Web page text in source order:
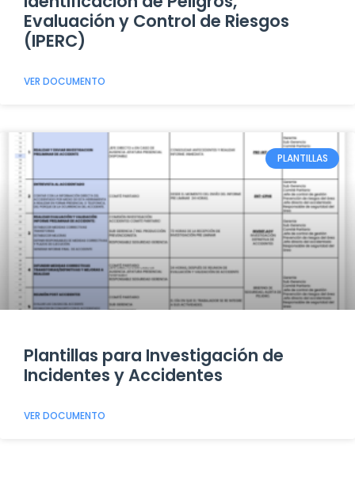
Evaluación y Control de Riesgos
(IPERC)
VER DOCUMENTO
PLANTILLAS
Plantillas para Investigación de
Incidentes y Accidentes
VER DOCUMENTO